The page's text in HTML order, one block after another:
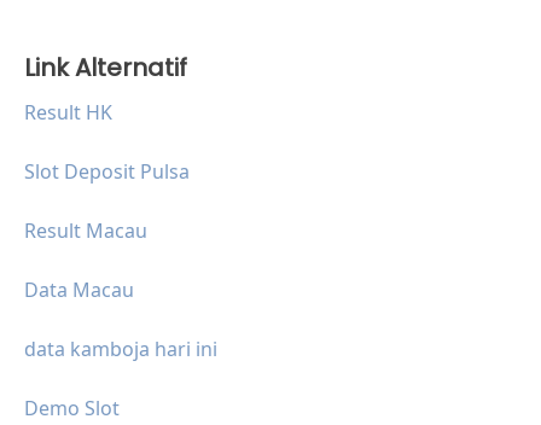
Link Alternatif
Result HK
Slot Deposit Pulsa
Result Macau
Data Macau
data kamboja hari ini
Demo Slot